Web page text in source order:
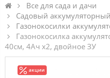
Все для сада и дачи
Садовый
Газонокосилки
Газонокосилка
40см, 4Ач х2, двойное ЗУ
акции